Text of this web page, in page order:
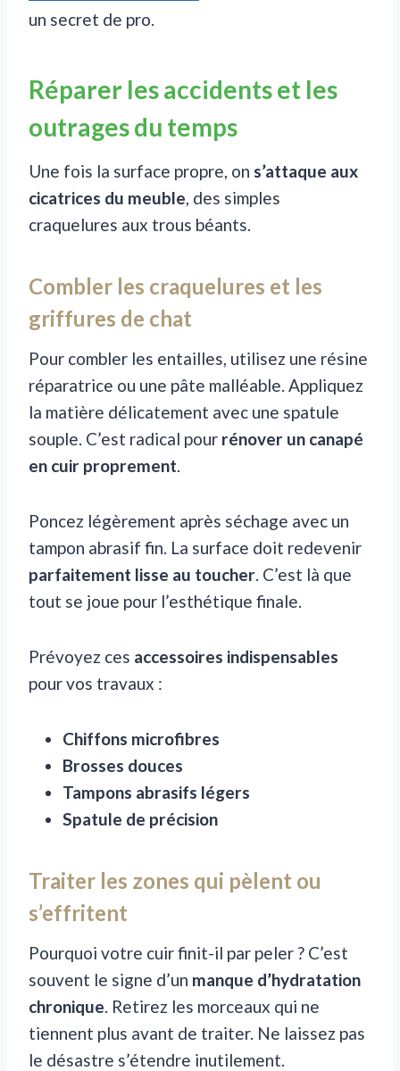
un secret de pro.
Réparer les accidents et les
outrages du temps
Une fois la surface propre, on s’attaque aux
cicatrices du meuble, des simples
craquelures aux trous béants.
Combler les craquelures et les
griffures de chat
Pour combler les entailles, utilisez une résine
réparatrice ou une pâte malléable. Appliquez
la matière délicatement avec une spatule
souple. C’est radical pour rénover un canapé
en cuir proprement.
Poncez légèrement après séchage avec un
tampon abrasif fin. La surface doit redevenir
parfaitement lisse au toucher. C’est là que
tout se joue pour l’esthétique finale.
Prévoyez ces accessoires indispensables
pour vos travaux :
Chiffons microfibres
Brosses douces
Tampons abrasifs légers
Spatule de précision
Traiter les zones qui pèlent ou
s’effritent
Pourquoi votre cuir finit-il par peler ? C’est
souvent le signe d’un manque d’hydratation
chronique. Retirez les morceaux qui ne
tiennent plus avant de traiter. Ne laissez pas
le désastre s’étendre inutilement.